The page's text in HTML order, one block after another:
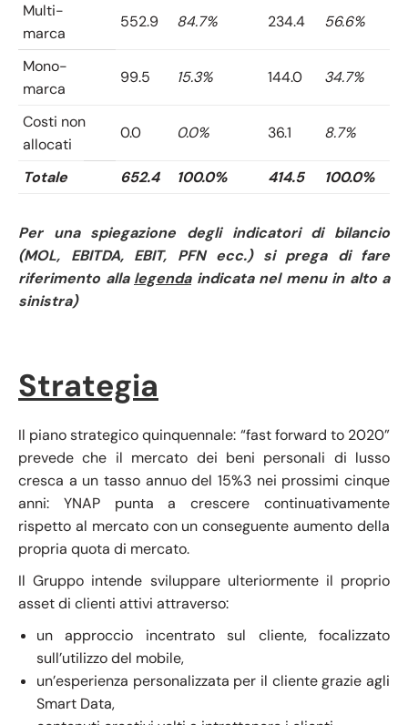
Multi-
marca
552.9 84.7% 234.4 56.6%
Mono-
marca
99.5 15.3% 144.0 34.7%
Costi non
allocati
0.0 0.0% 36.1 8.7%
Totale 652.4 100.0% 414.5 100.0%
Per una spiegazione degli indicatori di bilancio
(MOL, EBITDA, EBIT, PFN ecc.) si prega di fare
riferimento alla legendaindicata nel menu in alto a
sinistra)
Strategia
Il piano strategico quinquennale: “fast forward to 2020”
prevede che il mercato dei beni personali di lusso
cresca a un tasso annuo del 15%3 nei prossimi cinque
anni: YNAP punta a crescere continuativamente
rispetto al mercato con un conseguente aumento della
propria quota di mercato.
Il Gruppo intende sviluppare ulteriormente il proprio
asset di clienti attivi attraverso:
un approccio incentrato sul cliente, focalizzato
sull’utilizzo del mobile,
un’esperienza personalizzata per il cliente grazie agli
Smart Data,